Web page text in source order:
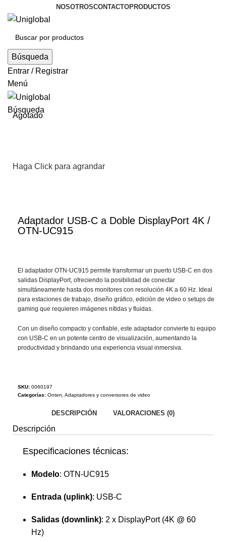
NOSOTROSCONTACTOPRODUCTOS
Búsqueda
Entrar / Registrar
Menú
Búsqueda
Agotado
Haga Click para agrandar
Adaptador USB-C a Doble DisplayPort 4K /
OTN-UC915
El adaptador OTN-UC915 permite transformar un puerto USB-C en dos
salidas DisplayPort, ofreciendo la posibilidad de conectar
simultáneamente hasta dos monitores con resolución 4K a 60 Hz. Ideal
para estaciones de trabajo, diseño gráfico, edición de video o setups de
gaming que requieren imágenes nítidas y fluidas.
Con un diseño compacto y confiable, este adaptador convierte tu equipo
con USB-C en un potente centro de visualización, aumentando la
productividad y brindando una experiencia visual inmersiva.
SKU: 0060197
Categorías: Onten Adaptadores y conversores de video
DESCRIPCIÓN VALORACIONES (0)
Descripción
Especificaciones técnicas:
Modelo: OTN-UC915
Entrada (uplink): USB-C
Salidas (downlink): 2 x DisplayPort (4K @ 60
Hz)